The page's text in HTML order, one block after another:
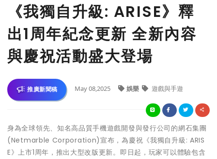
《我獨自升級: ARISE》釋
出1周年紀念更新 全新內容
與慶祝活動盛大登場
推廣新聞稿 May 08,2025 娛樂 遊戲與手遊
身為全球領先、知名高品質手機遊戲開發與發行公司的網石集團
(Netmarble Corporation)宣布，為慶祝《我獨自升級: ARIS
E》上市1周年，推出大型改版更新。即日起，玩家可以體驗包含